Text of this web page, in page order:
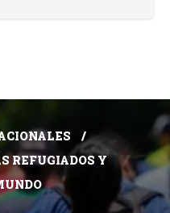
REFUGIADOS Y